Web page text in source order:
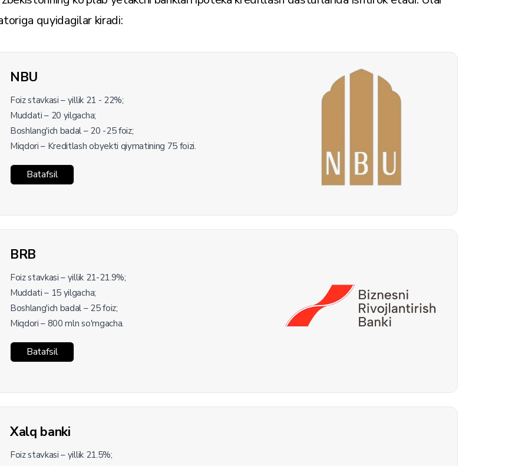
quyidagilar kiradi:
NBU
Foiz stavkasi – yillik 21 - 22%;
Muddati – 20 yilgacha;
Boshlang'ich badal – 20 -25 foiz;
Miqdori – Kreditlash obyekti qiymatining 75 foizi.
Batafsil
BRB
Foiz stavkasi – yillik 21-21.9%;
Muddati – 15 yilgacha;
Boshlang'ich badal – 25 foiz;
Miqdori – 800 mln so'mgacha.
Batafsil
Xalq banki
Foiz stavkasi – yillik 21.5%;